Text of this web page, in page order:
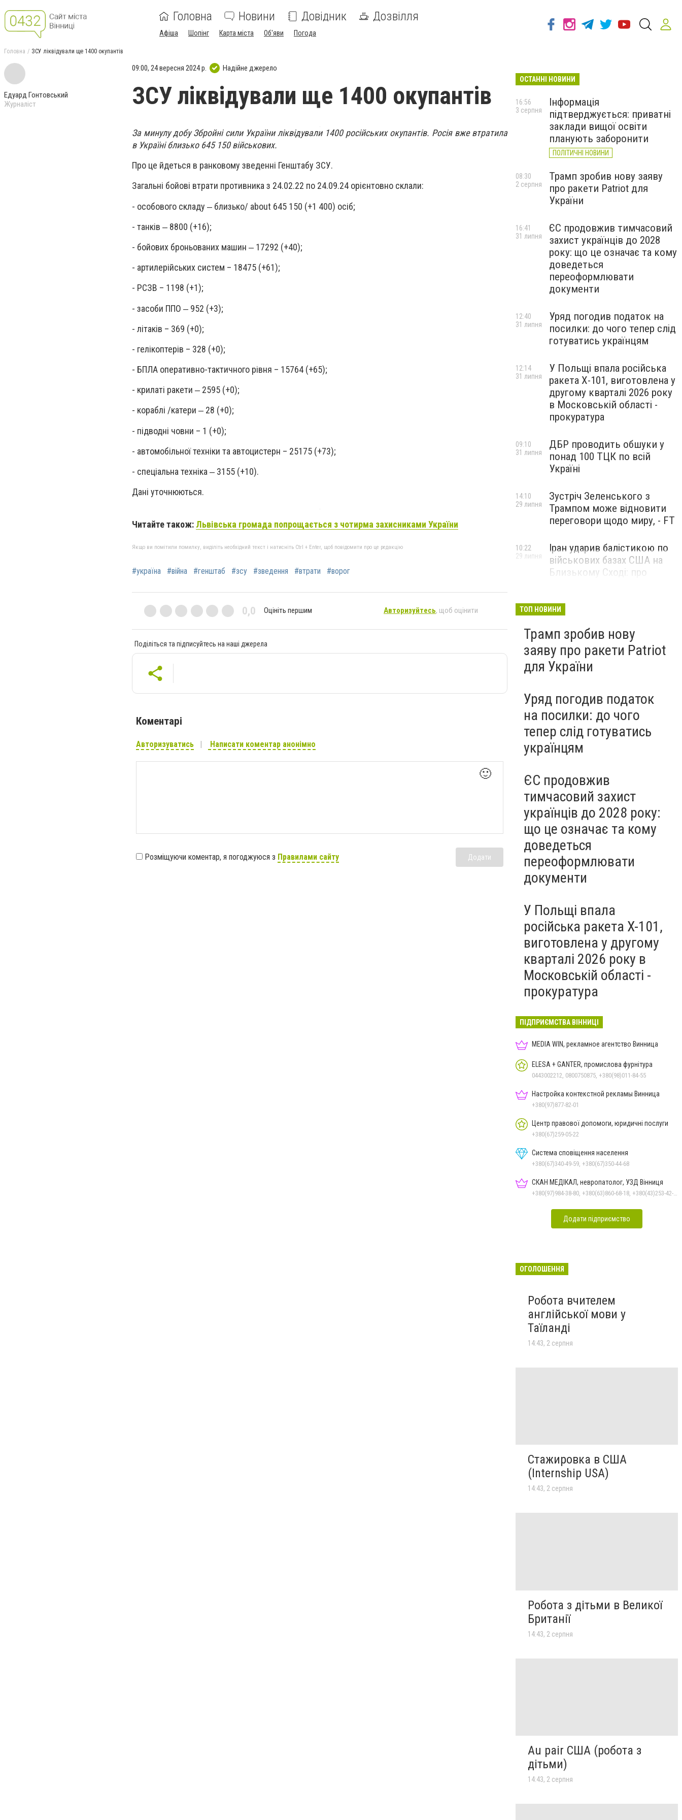
Головна Новини Довідник Дозвілля
Афіша Шопінг Карта міста Об'яви Погода
Головна ЗСУ ліквідували ще 1400 окупантів
Едуард Гонтовський
Журналіст
09:00, 24 вересня 2024 р. Надійне джерело
ЗСУ ліквідували ще 1400 окупантів
За минулу добу Збройні сили України ліквідували 1400 російських окупантів. Росія вже втратила
в Україні близько 645 150 військових.
Про це йдеться в ранковому зведенні Генштабу ЗСУ.
Загальні бойові втрати противника з 24.02.22 по 24.09.24 орієнтовно склали:
- особового складу ‒ близько/ about 645 150 (+1 400) осіб;
- танків ‒ 8800 (+16);
- бойових броньованих машин ‒ 17292 (+40);
- артилерійських систем – 18475 (+61);
- РСЗВ – 1198 (+1);
- засоби ППО ‒ 952 (+3);
- літаків – 369 (+0);
- гелікоптерів – 328 (+0);
- БПЛА оперативно-тактичного рівня – 15764 (+65);
- крилаті ракети ‒ 2595 (+0);
- кораблі /катери ‒ 28 (+0);
- підводні човни – 1 (+0);
- автомобільної техніки та автоцистерн – 25175 (+73);
- спеціальна техніка ‒ 3155 (+10).
Дані уточнюються.
Читайте також: Львівська громада попрощається з чотирма захисниками України
Якщо ви помітили помилку, виділіть необхідний текст і натисніть Ctrl + Enter, щоб повідомити про це редакцію
#україна #війна #генштаб #зсу #зведення #втрати #ворог
0,0 Оцініть першим Авторизуйтесь, щоб оцінити
Поділіться та підписуйтесь на наші джерела
Коментарі
Авторизуватись Написати коментар анонімно
🙂
Розміщуючи коментар, я погоджуюся з Правилами сайту Додати
ОСТАННІ НОВИНИ
Інформація
підтверджується: приватні
заклади вищої освіти
планують заборонити
ПОЛІТИЧНІ НОВИНИ
16:56
3 серпня
Трамп зробив нову заяву
про ракети Patriot для
України
08:30
2 серпня
ЄС продовжив тимчасовий
захист українців до 2028
року: що це означає та кому
доведеться
переоформлювати
документи
16:41
31 липня
Уряд погодив податок на
посилки: до чого тепер слід
готуватись українцям
12:40
31 липня
У Польщі впала російська
ракета X-101, виготовлена у
другому кварталі 2026 року
в Московській області -
прокуратура
12:14
31 липня
ДБР проводить обшуки у
понад 100 ТЦК по всій
Україні
09:10
31 липня
Зустріч Зеленського з
Трампом може відновити
переговори щодо миру, - FT
14:10
29 липня
Іран ударив балістикою по
військових базах США на
Близькому Сході: про
10:22
29 липня
ТОП НОВИНИ
Трамп зробив нову
заяву про ракети Patriot
для України
Уряд погодив податок
на посилки: до чого
тепер слід готуватись
українцям
ЄС продовжив
тимчасовий захист
українців до 2028 року:
що це означає та кому
доведеться
переоформлювати
документи
У Польщі впала
російська ракета X-101,
виготовлена у другому
кварталі 2026 року в
Московській області -
прокуратура
ПІДПРИЄМСТВА ВІННИЦІ
MEDIA WIN, рекламное агентство Винница
ELESA + GANTER, промислова фурнітура
0443002212, 0800750875, +380(98)011-84-55
Настройка контекстной рекламы Винница
+380(97)877-82-01
Центр правової допомоги, юридичні послуги
+380(67)259-05-22
Система сповіщення населення
+380(67)340-49-59, +380(67)350-44-68
СКАН МЕДІКАЛ, невропатолог, УЗД Вінниця
+380(97)984-38-80, +380(63)860-68-18, +380(43)253-42-51
Додати підприємство
ОГОЛОШЕННЯ
Робота вчителем
англійської мови у
Таїланді
14:43, 2 серпня
Стажировка в США
(Internship USA)
14:43, 2 серпня
Робота з дітьми в Великої
Британії
14:43, 2 серпня
Au pair США (робота з
дітьми)
14:43, 2 серпня